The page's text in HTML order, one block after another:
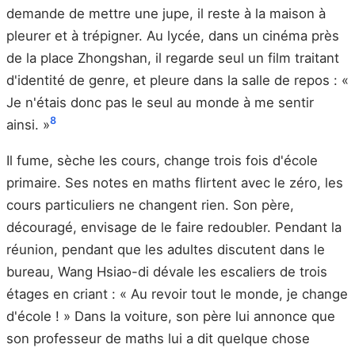
demande de mettre une jupe, il reste à la maison à
pleurer et à trépigner. Au lycée, dans un cinéma près
de la place Zhongshan, il regarde seul un film traitant
d'identité de genre, et pleure dans la salle de repos : «
Je n'étais donc pas le seul au monde à me sentir
ainsi. »8
Il fume, sèche les cours, change trois fois d'école
primaire. Ses notes en maths flirtent avec le zéro, les
cours particuliers ne changent rien. Son père,
découragé, envisage de le faire redoubler. Pendant la
réunion, pendant que les adultes discutent dans le
bureau, Wang Hsiao-di dévale les escaliers de trois
étages en criant : « Au revoir tout le monde, je change
d'école ! » Dans la voiture, son père lui annonce que
son professeur de maths lui a dit quelque chose